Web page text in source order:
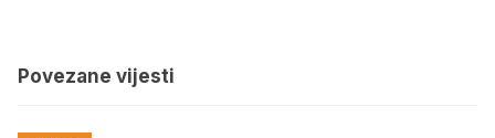
Povezane vijesti